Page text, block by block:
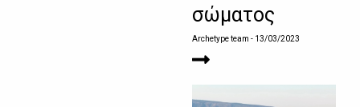
σώματος
Archetype team - 13/03/2023